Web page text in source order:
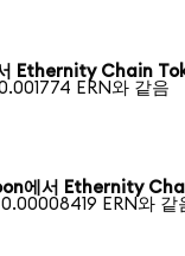
Ethernity Chain
ERN와 같음
에서 Ethernity
0.00008419 ERN와 같